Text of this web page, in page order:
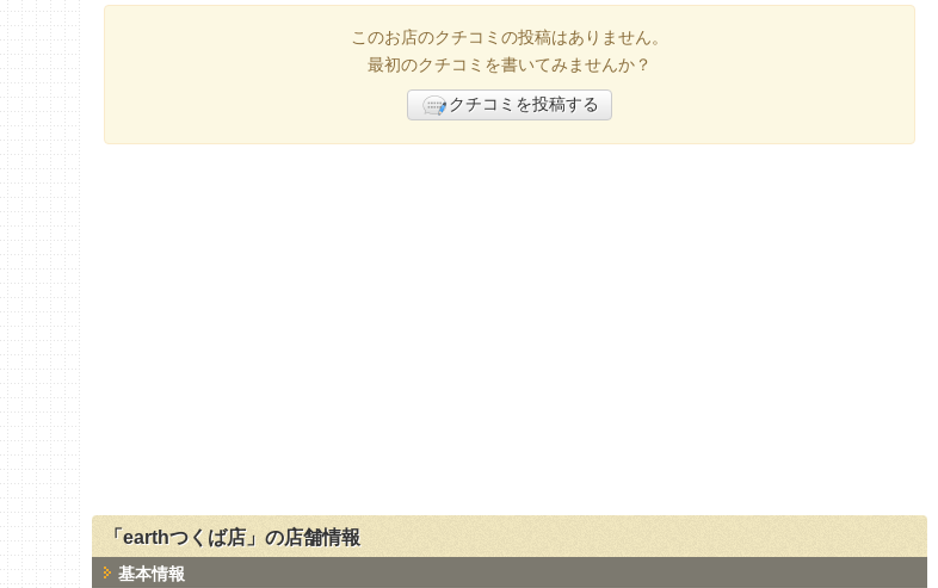
このお店のクチコミの投稿はありません。
最初のクチコミを書いてみませんか？
クチコミを投稿する
「earthつくば店」の店舗情報
基本情報